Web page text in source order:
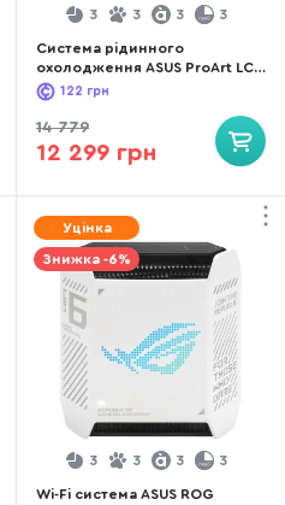
3 3 3 3
Система рідинного
охолодження ASUS ProArt LC
420 (90RC00N0-M0UAY0)
122 грн
14 779
12 299 грн
Уцінка
Знижка -6%
3 3 3 3
Wi-Fi система ASUS ROG